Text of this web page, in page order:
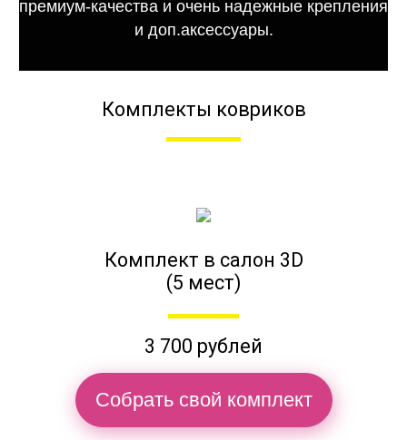
премиум-качества и очень надежные крепления
и доп.аксессуары.
Комплекты ковриков
Комплект в салон 3D
(5 мест)
3 700 рублей
Собрать свой комплект